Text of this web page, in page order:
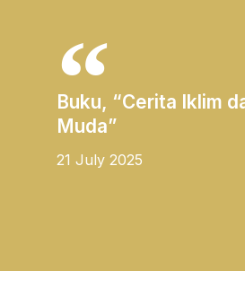
Buku, “Cerita Iklim
Muda”
21 July 2025